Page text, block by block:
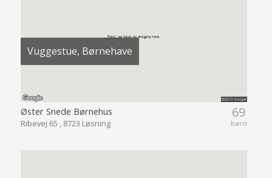
Vuggestue, Børnehave
69
børn
Øster Snede Børnehus
Ribevej 65 , 8723 Løsning